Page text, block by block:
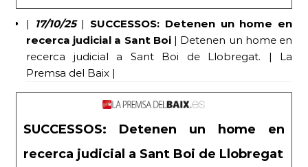
| 17/10/25| SUCCESSOS: Detenen un home en
recerca judicial a Sant Boi| Detenen un home en
recerca judicial a Sant Boi de Llobregat. | La
Premsa del Baix |
SUCCESSOS: Detenen un home en
recerca judicial a Sant Boi de Llobregat